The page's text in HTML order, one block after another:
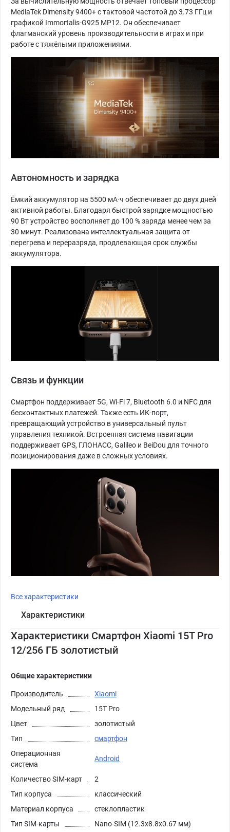
MediaTek Dimensity 9400+ с тактовой частотой до 3.73 ГГц и
графикой Immortalis-G925 MP12. Он обеспечивает
флагманский уровень производительности в играх и при
работе с тяжёлыми приложениями.
Автономность и зарядка
Ёмкий аккумулятор на 5500 мА·ч обеспечивает до двух дней
активной работы. Благодаря быстрой зарядке мощностью
90 Вт устройство восполняет до 100 % заряда менее чем за
30 минут. Реализована интеллектуальная защита от
перегрева и переразряда, продлевающая срок службы
аккумулятора.
Связь и функции
Смартфон поддерживает 5G, Wi-Fi 7, Bluetooth 6.0 и NFC для
бесконтактных платежей. Также есть ИК-порт,
превращающий устройство в универсальный пульт
управления техникой. Встроенная система навигации
поддерживает GPS, ГЛОНАСС, Galileo и BeiDou для точного
позиционирования даже в сложных условиях.
Все характеристики
Характеристики
Характеристики Смартфон Xiaomi 15T Pro
12/256 ГБ золотистый
Общие характеристики
Производитель
Xiaomi
Модельный ряд
15T Pro
Цвет
золотистый
Тип
смартфон
Операционная
система
Android
Количество SIM-карт
2
Тип корпуса
классический
Материал корпуса
стеклопластик
Тип SIM-карты
Nano-SIM (12.3x8.8x0.67 мм)